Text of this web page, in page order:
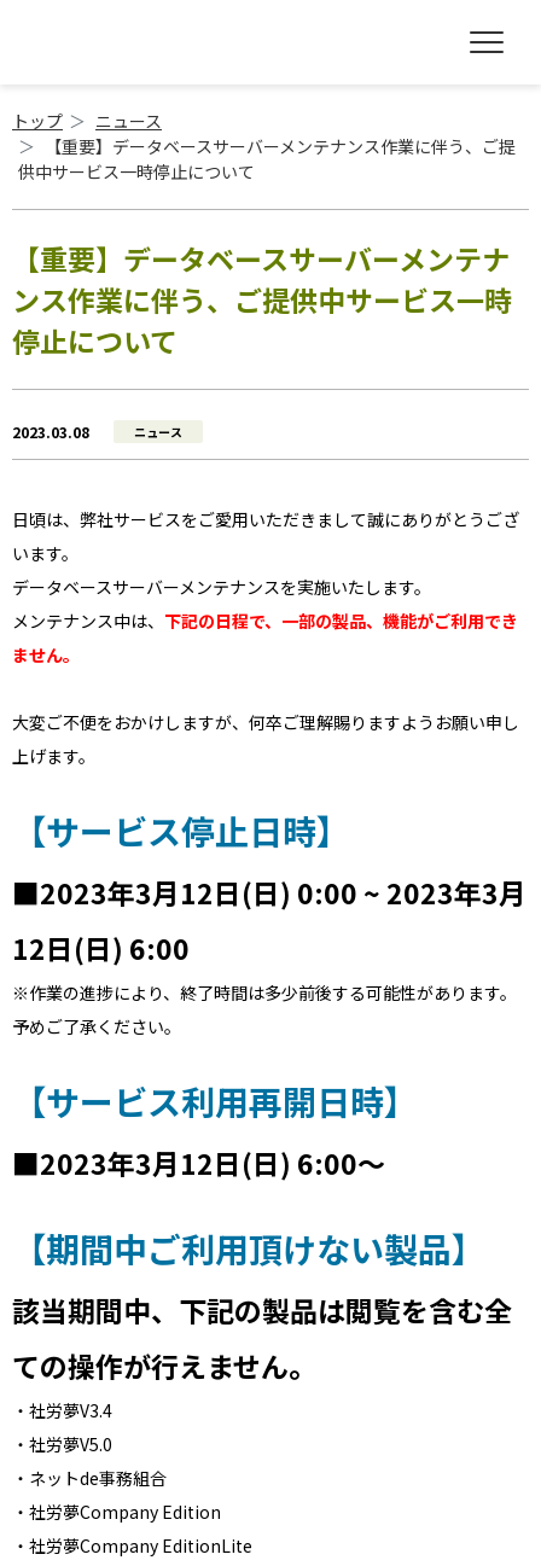
トップ
ニュース
【重要】データベースサーバーメンテナンス作業に伴う、ご提
供中サービス一時停止について
【重要】データベースサーバーメンテナ
ンス作業に伴う、ご提供中サービス一時
停止について
2023.03.08 ニュース
日頃は、弊社サービスをご愛用いただきまして誠にありがとうござ
います。
データベースサーバーメンテナンスを実施いたします。
メンテナンス中は、 下記の日程で、一部の製品、機能がご利用でき
ません。
大変ご不便をおかけしますが、何卒ご理解賜りますようお願い申し
上げます。
【サービス停止日時】
■2023年3月12日(日) 0:00 ~ 2023年3月
12日(日) 6:00
※作業の進捗により、終了時間は多少前後する可能性があります。
予めご了承ください。
【サービス利用再開日時】
■2023年3月12日(日) 6:00〜
【期間中ご利用頂けない製品】
該当期間中、下記の製品は閲覧を含む全
ての操作が行えません。
・社労夢V3.4
・社労夢V5.0
・ネットde事務組合
・社労夢Company Edition
・社労夢Company EditionLite